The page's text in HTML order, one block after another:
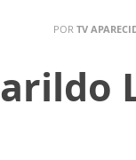
POR TV